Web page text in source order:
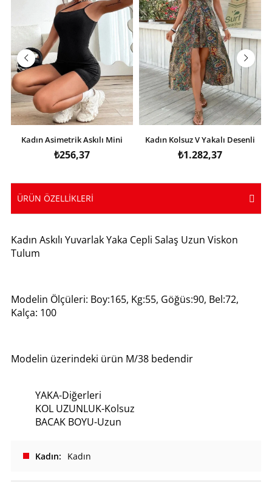
Kadın Asimetrik Askılı Mini
Kaşkorse Bodycon Tulum
₺256,37
Kadın Kolsuz V Yakalı Desenli
Süprem Tulum Elbise
₺1.282,37
ÜRÜN ÖZELLIKLERI
Kadın Askılı Yuvarlak Yaka Cepli Salaş Uzun Viskon
Tulum
Modelin Ölçüleri: Boy:165, Kg:55, Göğüs:90, Bel:72,
Kalça: 100
Modelin üzerindeki ürün M/38 bedendir
YAKA-Diğerleri
KOL UZUNLUK-Kolsuz
BACAK BOYU-Uzun
Kadın Kadın